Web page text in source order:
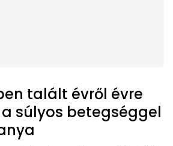
talált évről évre
súlyos betegséggel